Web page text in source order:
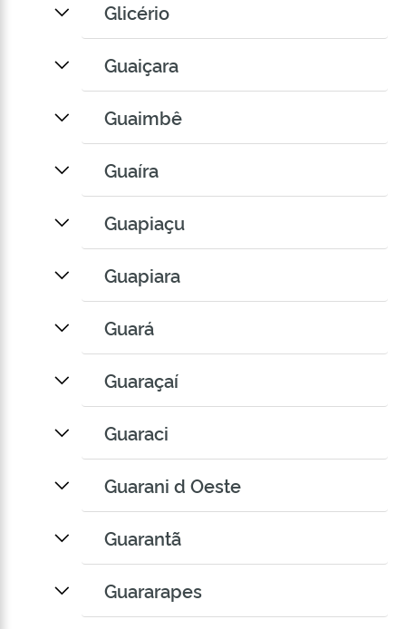
Glicério
Guaiçara
Guaimbê
Guaíra
Guapiaçu
Guapiara
Guará
Guaraçaí
Guaraci
Guarani d Oeste
Guarantã
Guararapes